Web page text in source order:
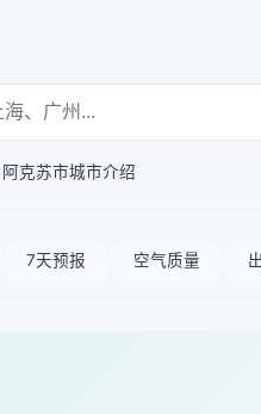
阿克苏市城市介绍
7天预报 空气质量